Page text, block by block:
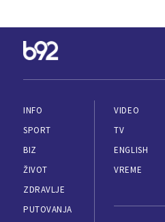
INFO
SPORT
BIZ
ŽIVOT
ZDRAVLJE
PUTOVANJA
VIDEO
TV
ENGLISH
VREME